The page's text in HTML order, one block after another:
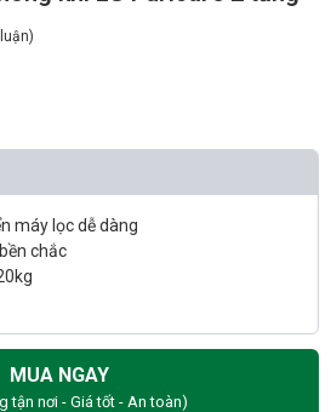
máy lọc dễ dàng
chắc
MUA NGAY
tận nơi - Giá tốt - An toàn)